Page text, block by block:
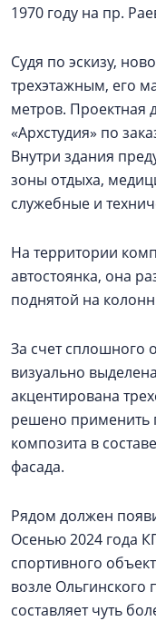
1970 году на пр.
Судя по эскизу,
трехэтажным, его
метров. Проектная
«Архстудия» по
Внутри здания
зоны отдыха,
служебные и
На территории
автостоянка, она
поднятой на
За счет сплошного
визуально
акцентирована
решено применить
композита в
фасада.
Рядом должен
Осенью 2024 года
спортивного
возле Ольгинского
составляет чуть